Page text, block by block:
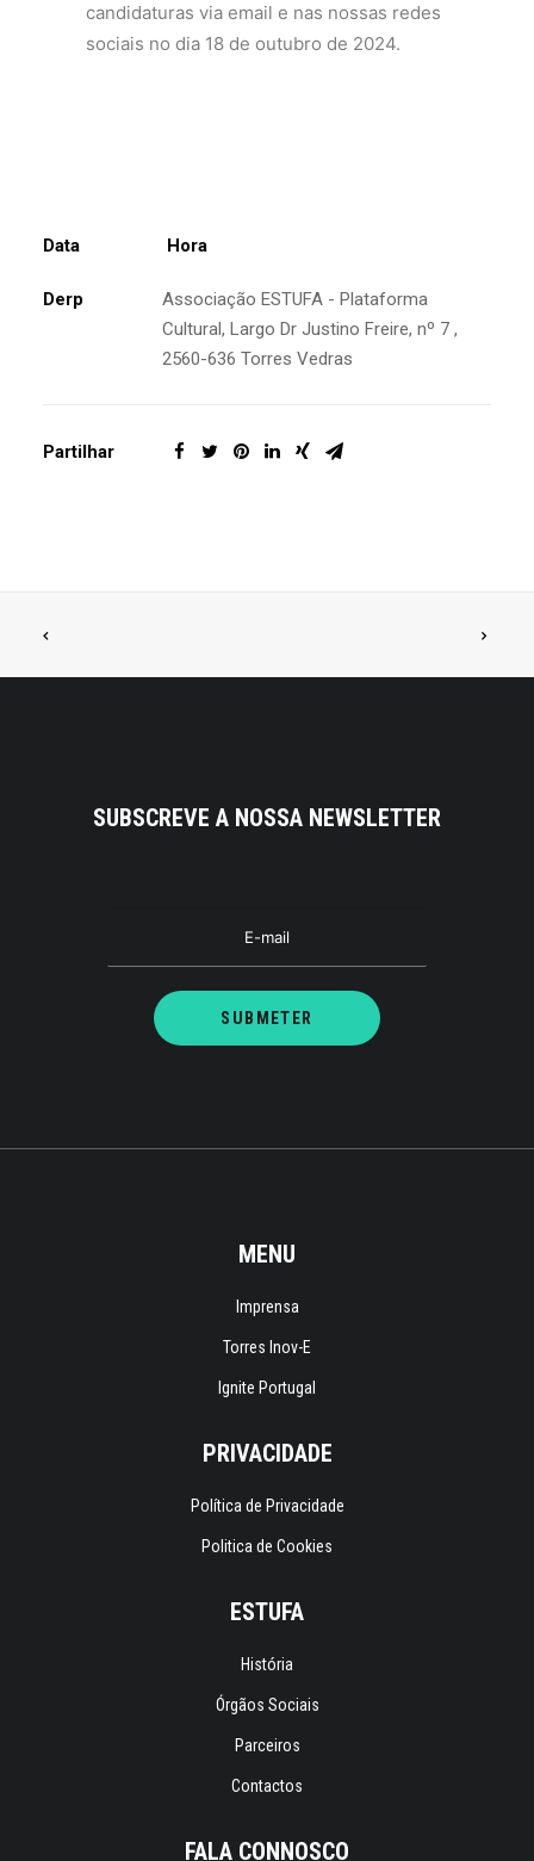
candidaturas via email e nas nossas redes
sociais no dia 18 de outubro de 2024.
Data Hora
Derp
Associação ESTUFA - Plataforma
Cultural, Largo Dr Justino Freire, nº 7 ,
2560-636 Torres Vedras
Partilhar
SUBSCREVE A NOSSA NEWSLETTER
MENU
Imprensa
Torres Inov-E
Ignite Portugal
PRIVACIDADE
Política de Privacidade
Politica de Cookies
ESTUFA
História
Órgãos Sociais
Parceiros
Contactos
FALA CONNOSCO